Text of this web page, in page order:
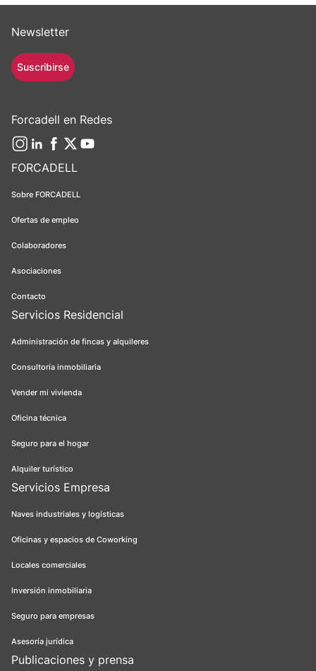
FORCADELL
Sobre FORCADELL
Ofertas de empleo
Colaboradores
Asociaciones
Contacto
Servicios Residencial
Administración de fincas y alquileres
Consultoría inmobiliaria
Vender mi vivienda
Oficina técnica
Seguro para el hogar
Alquiler turístico
Servicios Empresa
Naves industriales y logísticas
Oficinas y espacios de Coworking
Locales comerciales
Inversión inmobiliaria
Seguro para empresas
Asesoría jurídica
Publicaciones y prensa
Newsletter
Suscribirse
Forcadell en Redes